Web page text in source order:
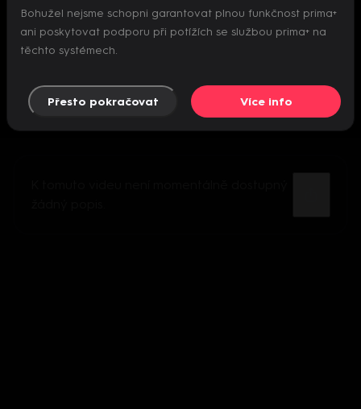
Nepodařilo se inicializovat přehrávač
Bohužel nejsme schopni garantovat plnou funkčnost prima+
ani poskytovat podporu při potížích se službou prima+ na
těchto systémech.
Přesto pokračovat Více info